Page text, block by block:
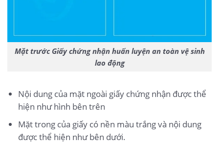
Mặt trước Giấy chứng nhận huấn luyện an toàn vệ sinh
lao động
Nội dung của mặt ngoài giấy chứng nhận được thể
hiện như hình bên trên
Mặt trong của giấy có nền màu trắng và nội dung
được thể hiện như bên dưới.